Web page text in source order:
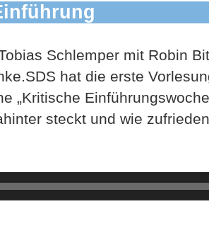
Schlemper mit Robin
hat die erste
„Kritische
steckt und wie